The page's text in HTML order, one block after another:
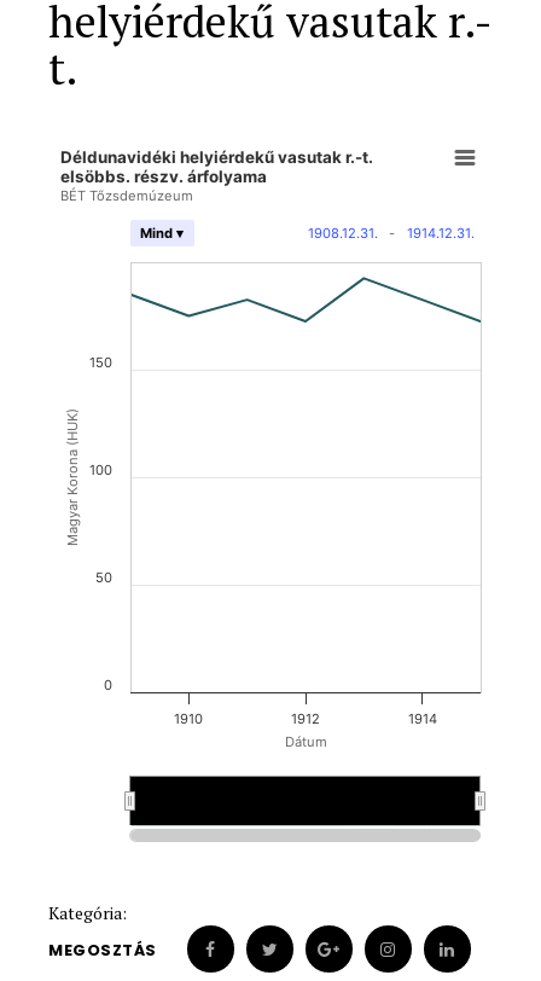
helyiérdekű vasutak r.-
t.
Dátum
Magyar Korona (HUK)
Déldunavidéki helyiérdekű vasutak r.-t.
elsöbbs. részv. árfolyama
BÉT Tőzsdemúzeum
1908.12.31. - 1914.12.31.
Mind ▾
1910 1912 1914
0
50
100
150
Kategória:
MEGOSZTÁS